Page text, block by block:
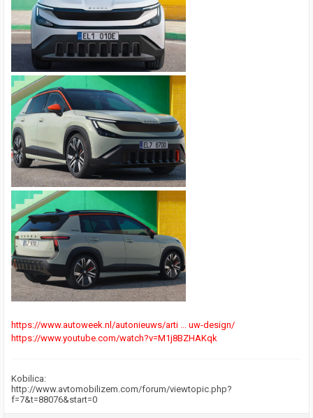
https://www.autoweek.nl/autonieuws/arti ... uw-design/
https://www.youtube.com/watch?v=M1j8BZHAKqk
Kobilica:
http://www.avtomobilizem.com/forum/viewtopic.php?
f=7&t=88076&start=0